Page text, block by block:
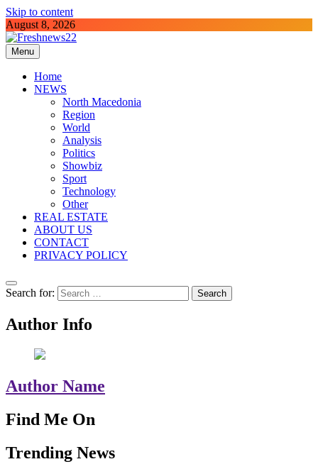
Skip to content
August 8, 2026
Freshnews22
Best News Website in North Macedonia
Menu
Home
NEWS
North Macedonia
Region
World
Analysis
Politics
Showbiz
Sport
Technology
Other
REAL ESTATE
ABOUT US
CONTACT
PRIVACY POLICY
Search for:
Author Info
Author Name
Find Me On
Trending News